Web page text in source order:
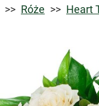
Róże Heart